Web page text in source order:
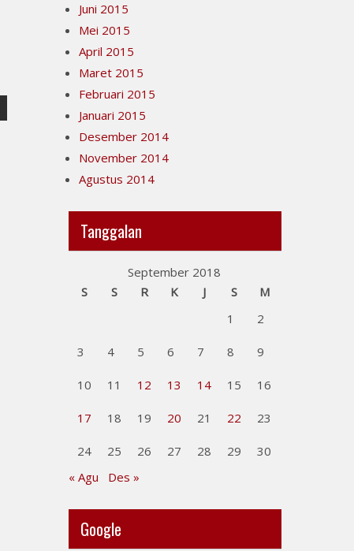
Juni 2015
Mei 2015
April 2015
Maret 2015
Februari 2015
Januari 2015
Desember 2014
November 2014
Agustus 2014
Tanggalan
September 2018
S
S R K J S
M
1
2
3 4 5 6 7 8 9
10 11 12 13 14 15 16
17 18 19 20 21 22 23
24 25 26 27 28 29
30
« Agu
Des »
Google